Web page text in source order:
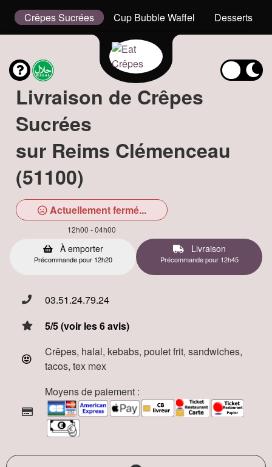
Crêpes Sucrées Cup Bubble Waffel Desserts
Livraison de Crêpes
Sucrées
sur Reims Clémenceau
(51100)
Actuellement fermé...
12h00 - 04h00
À emporter
Précommande pour 12h20
Livraison
Précommande pour 12h45
03.51.24.79.24
5/5 (voir les 6 avis)
Crêpes, halal, kebabs, poulet frit, sandwiches,
tacos, tex mex
Moyens de paiement :